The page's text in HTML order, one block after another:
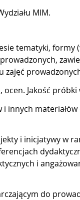
MIM.
tematyki,
Jakość
innych
i inicjatywy w
i
do